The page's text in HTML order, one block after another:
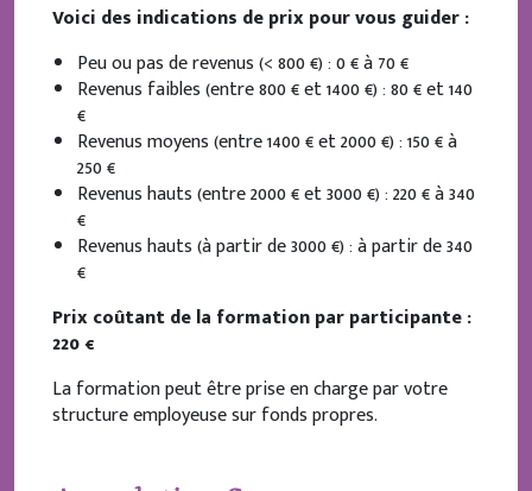
Voici des indications de prix pour vous guider :
Peu ou pas de revenus (< 800 €) : 0 € à 70 €
Revenus faibles (entre 800 € et 1400 €) : 80 € et 140
€
Revenus moyens (entre 1400 € et 2000 €) : 150 € à
250 €
Revenus hauts (entre 2000 € et 3000 €) : 220 € à 340
€
Revenus hauts (à partir de 3000 €) : à partir de 340
€
Prix coûtant de la formation par participante :
220 €
La formation peut être prise en charge par votre
structure employeuse sur fonds propres.